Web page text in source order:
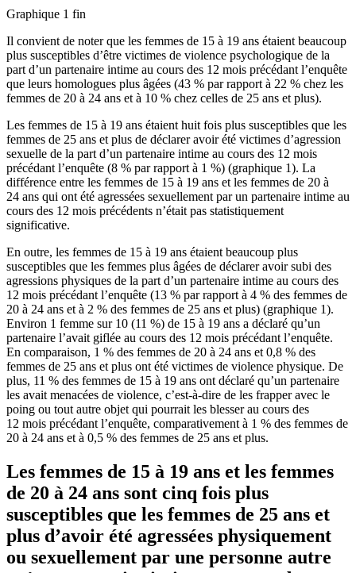
Graphique 1 fin
Il convient de noter que les femmes de 15 à 19 ans étaient beaucoup
plus susceptibles d’être victimes de violence psychologique de la
part d’un partenaire intime au cours des 12 mois précédant l’enquête
que leurs homologues plus âgées (43 % par rapport à 22 % chez les
femmes de 20 à 24 ans et à 10 % chez celles de 25 ans et plus).
Les femmes de 15 à 19 ans étaient huit fois plus susceptibles que les
femmes de 25 ans et plus de déclarer avoir été victimes d’agression
sexuelle de la part d’un partenaire intime au cours des 12 mois
précédant l’enquête (8 % par rapport à 1 %) (graphique 1). La
différence entre les femmes de 15 à 19 ans et les femmes de 20 à
24 ans qui ont été agressées sexuellement par un partenaire intime au
cours des 12 mois précédents n’était pas statistiquement
significative.
En outre, les femmes de 15 à 19 ans étaient beaucoup plus
susceptibles que les femmes plus âgées de déclarer avoir subi des
agressions physiques de la part d’un partenaire intime au cours des
12 mois précédant l’enquête (13 % par rapport à 4 % des femmes de
20 à 24 ans et à 2 % des femmes de 25 ans et plus) (graphique 1).
Environ 1 femme sur 10 (11 %) de 15 à 19 ans a déclaré qu’un
partenaire l’avait giflée au cours des 12 mois précédant l’enquête.
En comparaison, 1 % des femmes de 20 à 24 ans et 0,8 % des
femmes de 25 ans et plus ont été victimes de violence physique. De
plus, 11 % des femmes de 15 à 19 ans ont déclaré qu’un partenaire
les avait menacées de violence, c’est-à-dire de les frapper avec le
poing ou tout autre objet qui pourrait les blesser au cours des
12 mois précédant l’enquête, comparativement à 1 % des femmes de
20 à 24 ans et à 0,5 % des femmes de 25 ans et plus.
Les femmes de 15 à 19 ans et les femmes
de 20 à 24 ans sont cinq fois plus
susceptibles que les femmes de 25 ans et
plus d’avoir été agressées physiquement
ou sexuellement par une personne autre